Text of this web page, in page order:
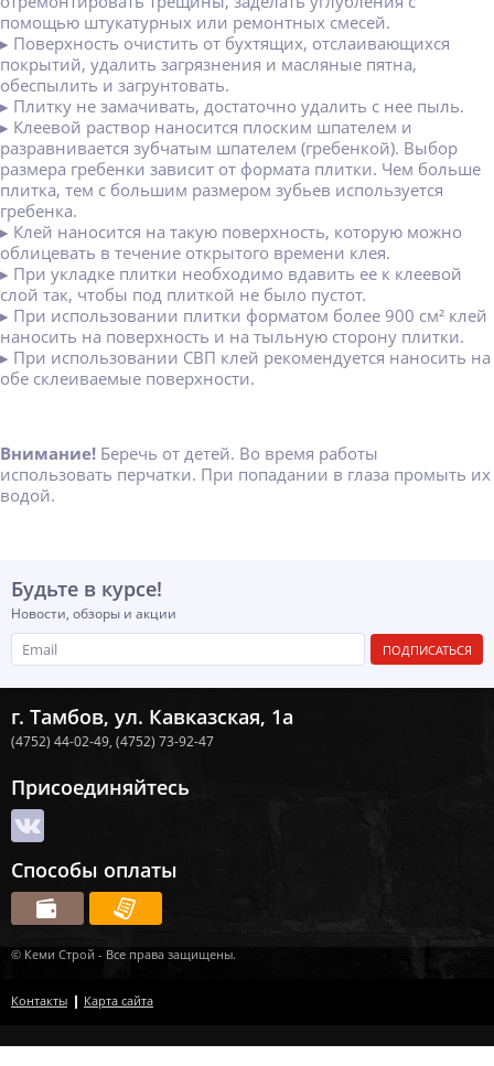
помощью штукатурных или ремонтных смесей.
▸ Поверхность очистить от бухтящих, отслаивающихся
покрытий, удалить загрязнения и масляные пятна,
обеспылить и загрунтовать.
▸ Плитку не замачивать, достаточно удалить с нее пыль.
▸ Клеевой раствор наносится плоским шпателем и
разравнивается зубчатым шпателем (гребенкой). Выбор
размера гребенки зависит от формата плитки. Чем больше
плитка, тем с большим размером зубьев используется
гребенка.
▸ Клей наносится на такую поверхность, которую можно
облицевать в течение открытого времени клея.
▸ При укладке плитки необходимо вдавить ее к клеевой
слой так, чтобы под плиткой не было пустот.
▸ При использовании плитки форматом более 900 см² клей
наносить на поверхность и на тыльную сторону плитки.
▸ При использовании СВП клей рекомендуется наносить на
обе склеиваемые поверхности.
Внимание! Беречь от детей. Во время работы
использовать перчатки. При попадании в глаза промыть их
водой.
Будьте в курсе!
Новости, обзоры и акции
ПОДПИСАТЬСЯ
г. Тамбов, ул. Кавказская, 1а
(4752) 44-02-49, (4752) 73-92-47
Присоединяйтесь
Способы оплаты
© Кеми Строй - Все права защищены.
Контакты Карта сайта